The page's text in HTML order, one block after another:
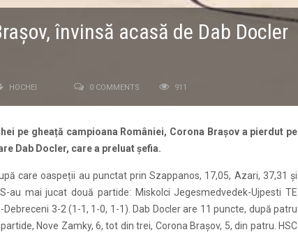
învinsă acasă de Dab Docler
HOCHEI 0 COMMENTS 911
pe gheață campioana României, Corona Brașov a pierdut pe
Dab Docler, care a preluat șefia.
care oaspeții au punctat prin Szappanos, 17,05, Azari, 37,31 și
au mai jucat două partide: Miskolci Jegesmedvedek-Ujpesti TE
3-2 (1-1, 1-0, 1-1). Dab Docler are 11 puncte, după patru
Nove Zamky, 6, tot din trei, Corona Brașov, 5, din patru. HSC